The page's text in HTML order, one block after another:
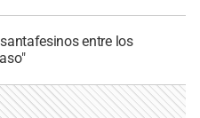
entre los